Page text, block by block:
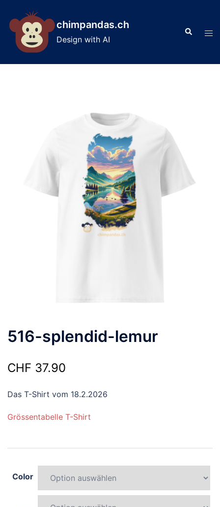
content
chimpandas.ch
Design with AI
Search
516-splendid-lemur
CHF 37.90
Das T-Shirt vom 18.2.2026
Grössentabelle T-Shirt
Color